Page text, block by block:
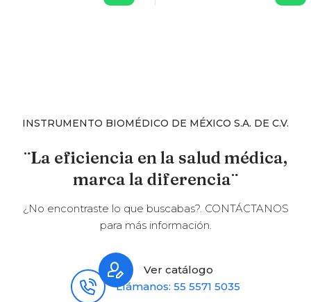
INSTRUMENTO BIOMÉDICO DE MÉXICO S.A. DE C.V.
¨La eficiencia en la salud médica,
marca la diferencia¨
¿No encontraste lo que buscabas?. CONTÁCTANOS
para más información.
Ver catálogo
Llámanos: 55 5571 5035